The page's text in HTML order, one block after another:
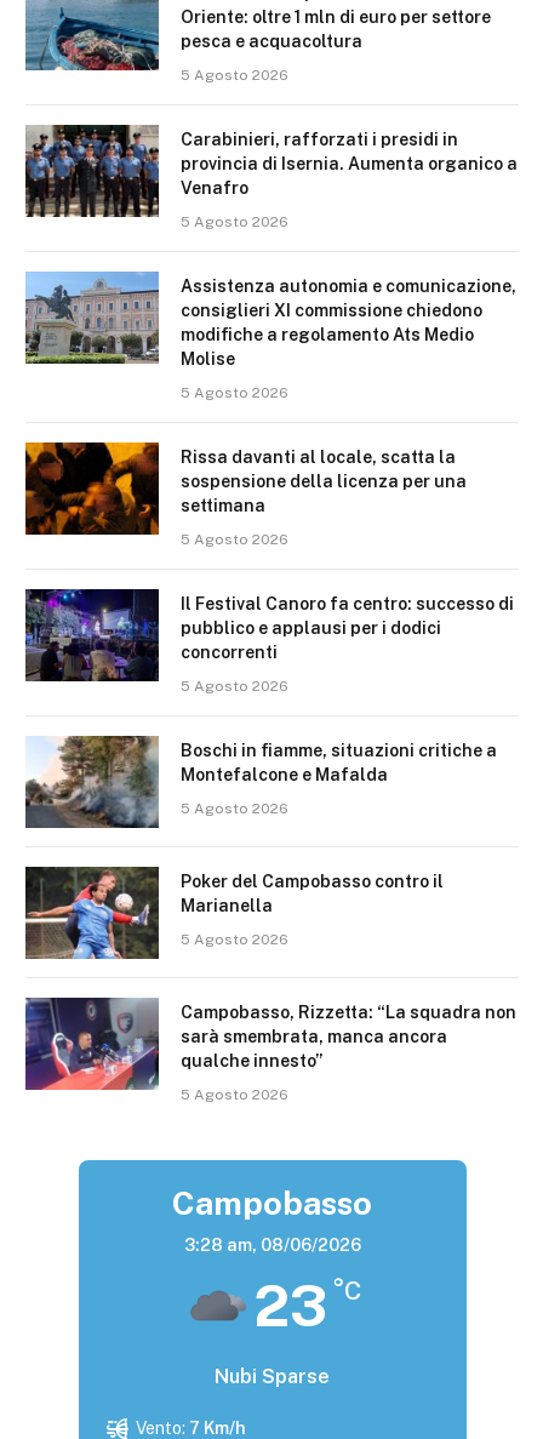
Oriente: oltre 1 mln di euro per settore
pesca e acquacoltura
5 Agosto 2026
Carabinieri, rafforzati i presidi in
provincia di Isernia. Aumenta organico a
Venafro
5 Agosto 2026
Assistenza autonomia e comunicazione,
consiglieri XI commissione chiedono
modifiche a regolamento Ats Medio
Molise
5 Agosto 2026
Rissa davanti al locale, scatta la
sospensione della licenza per una
settimana
5 Agosto 2026
Il Festival Canoro fa centro: successo di
pubblico e applausi per i dodici
concorrenti
5 Agosto 2026
Boschi in fiamme, situazioni critiche a
Montefalcone e Mafalda
5 Agosto 2026
Poker del Campobasso contro il
Marianella
5 Agosto 2026
Campobasso, Rizzetta: “La squadra non
sarà smembrata, manca ancora
qualche innesto”
5 Agosto 2026
Campobasso
3:28 am, 08/06/2026
23 °C
Nubi Sparse
Vento: 7 Km/h